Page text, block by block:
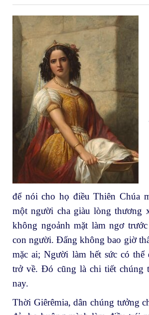
để nói cho họ điều Thiên Chúa
một người cha giàu lòng thương
không ngoảnh mặt làm ngơ
con người. Đấng không bao giờ
mặc ai; Người làm hết sức có thể
trở về. Đó cũng là chi tiết chúng
nay.
Thời Giêrêmia, dân chúng tưởng